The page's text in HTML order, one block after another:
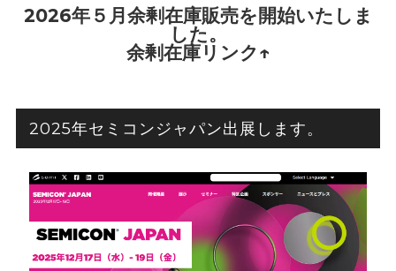
2026年５月余剰在庫販売を開始いたしま
した。
余剰在庫リンク↑
2025年セミコンジャパン出展します。